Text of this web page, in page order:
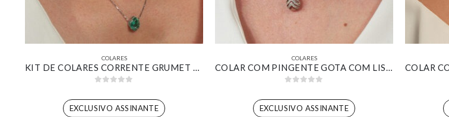
COLARES
KIT DE COLARES CORRENTE GRUMET E VENEZIANA COM PINGENTE GOTA VERDE BANHADO EM OURO BRANCO
EXCLUSIVO ASSINANTE
COLARES
COLAR COM PINGENTE GOTA COM LISTRAS CRAVEJADA BANHADO EM OURO BRANCO
EXCLUSIVO ASSINANTE